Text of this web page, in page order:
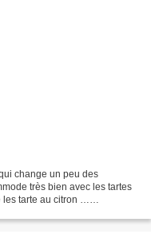
change un peu des
très bien avec les tartes
les tarte au citron …